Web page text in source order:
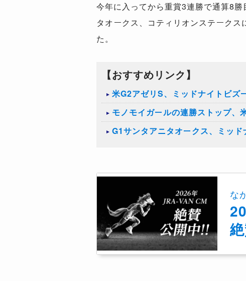
今年に入ってから重賞3連勝で通算8
タオークス、コティリオンステークス
た。
【おすすめリンク】
米G2アゼリS、ミッドナイトビズ
モノモイガールの連勝ストップ、
G1サンタアニタオークス、ミッ
な